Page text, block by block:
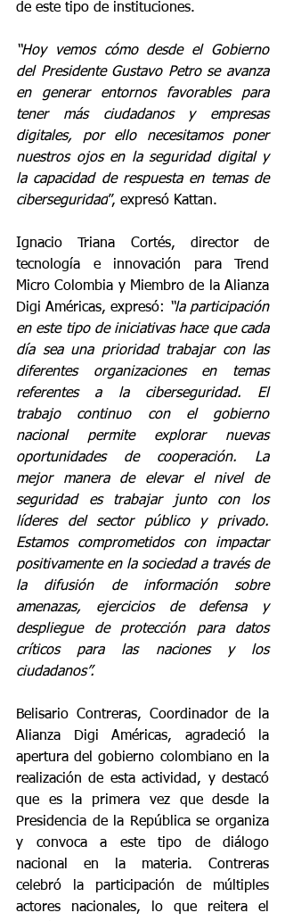
de este tipo de instituciones.
“Hoy vemos cómo desde el Gobierno
del Presidente Gustavo Petro se avanza
en generar entornos favorables para
tener más ciudadanos y empresas
digitales, por ello necesitamos poner
nuestros ojos en la seguridad digital y
la capacidad de respuesta en temas de
ciberseguridad”, expresó Kattan.
Ignacio Triana Cortés, director de
tecnología e innovación para Trend
Micro Colombia y Miembro de la Alianza
Digi Américas, expresó:
“la participación
en este tipo de iniciativas hace que cada
día sea una prioridad trabajar con las
diferentes organizaciones en temas
referentes a la ciberseguridad. El
trabajo continuo con el gobierno
nacional permite explorar nuevas
oportunidades de cooperación. La
mejor manera de elevar el nivel de
seguridad es trabajar junto con los
líderes del sector público y privado.
Estamos comprometidos con impactar
positivamente en la sociedad a través de
la difusión de información sobre
amenazas, ejercicios de defensa y
despliegue de protección para datos
críticos para las naciones y los
ciudadanos”.
Belisario Contreras, Coordinador de la
Alianza Digi Américas, agradeció la
apertura del gobierno colombiano en la
realización de esta actividad, y destacó
que es la primera vez que desde la
Presidencia de la República se organiza
y convoca a este tipo de diálogo
nacional en la materia. Contreras
celebró la participación de múltiples
actores nacionales, lo que reitera el